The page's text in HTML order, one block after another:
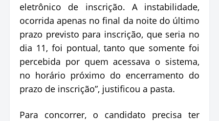
eletrônico de inscrição. A instabilidade,
ocorrida apenas no final da noite do último
prazo previsto para inscrição, que seria no
dia 11, foi pontual, tanto que somente foi
percebida por quem acessava o sistema,
no horário próximo do encerramento do
prazo de inscrição”, justificou a pasta.
Para concorrer, o candidato precisa ter